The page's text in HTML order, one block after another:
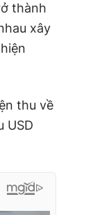
thành
xây
thu về
USD